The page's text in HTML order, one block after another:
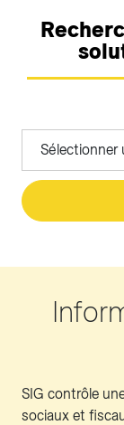
Sélectionner
SIG contrôle
sociaux et